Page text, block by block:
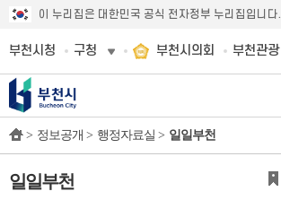
이 누리집은 대한민국 공식 전자정부 누리집입니다.
부천시청 구청 부천시의회 부천관광
> 정보공개 > 행정자료실 > 일일부천
일일부천